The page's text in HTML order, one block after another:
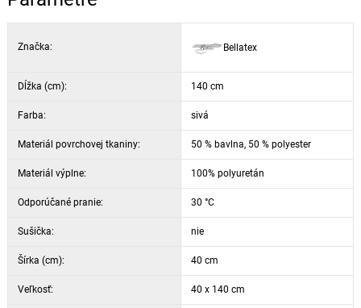
Značka: Bellatex
Dĺžka (cm): 140 cm
Farba: sivá
Materiál povrchovej tkaniny: 50 % bavlna, 50 % polyester
Materiál výplne: 100% polyuretán
Odporúčané pranie: 30 °C
Sušička: nie
Šírka (cm): 40 cm
Veľkosť: 40 x 140 cm